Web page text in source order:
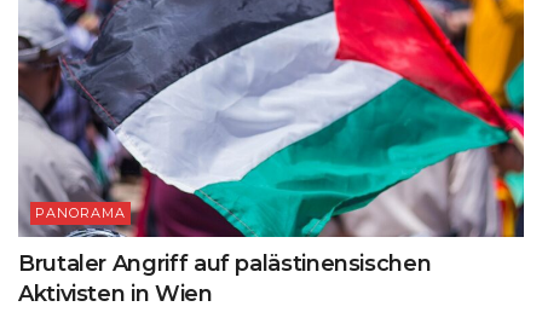
PANORAMA
Brutaler Angriff auf palästinensischen
Aktivisten in Wien